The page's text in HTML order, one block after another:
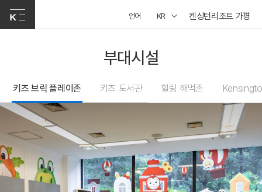
언어 KR 켄싱턴리조트 가평
부대시설
키즈 브릭 플레이존 키즈 도서관 힐링 해먹존